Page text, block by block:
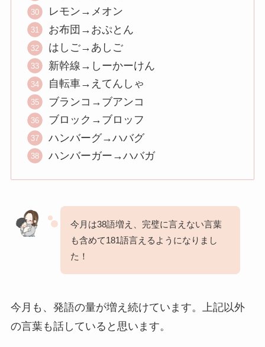
レモン→メオン
お布団→おぷとん
はしご→あしご
新幹線→しーかーけん
自転車→えてんしゃ
ブランコ→ブアンコ
ブロック→ブロッフ
ハンバーグ→ハバグ
ハンバーガー→ハバガ
今月は38語増え、完璧に言えない言葉
も含めて181語言えるようになりまし
た！
今月も、発語の量が増え続けています。上記以外
の言葉も話していると思います。